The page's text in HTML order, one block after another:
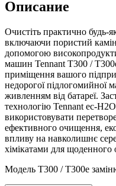
Описание
Очистіть практично будь-
включаючи пористий
допомогою
машин Tennant T300 /
приміщення вашого
недорогої підлогомийної
живленням від батареї.
технологію Tennant ec-
використовувати
ефективного очищення,
впливу на навколишнє
хімікатами для
Модель T300 / T300e